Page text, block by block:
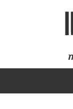
principale